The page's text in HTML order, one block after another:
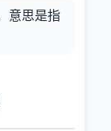
意思是指